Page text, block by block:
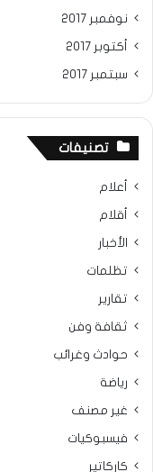
نوفمبر 2017
أكتوبر 2017
سبتمبر 2017
تصنيفات
أعلام
أقلام
الأخبار
تظلمات
تقارير
ثقافة وفن
حوادث وغرائب
رياضة
غير مصنف
فيسبوكيات
كاركاتير